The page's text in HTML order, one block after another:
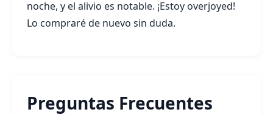
noche, y el alivio es notable. ¡Estoy overjoyed!
Lo compraré de nuevo sin duda.
Preguntas Frecuentes